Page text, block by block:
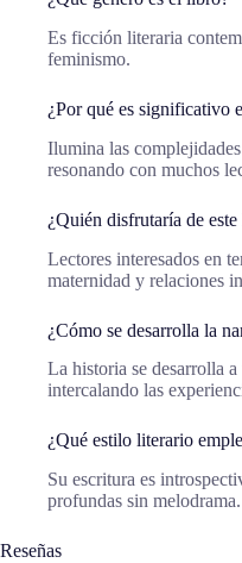
Es ficción literaria
feminismo.
¿Por qué es significativo
Ilumina las
resonando con muchos
¿Quién disfrutaría de
Lectores interesados en
maternidad y relaciones
¿Cómo se desarrolla la
La historia se desarrolla
intercalando las
¿Qué estilo literario
Su escritura es
profundas sin melodrama.
Reseñas